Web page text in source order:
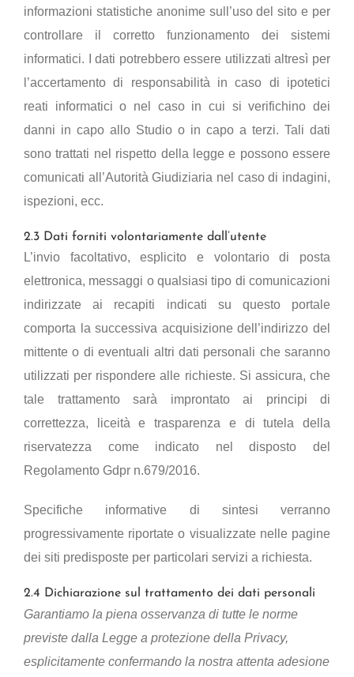
informazioni statistiche anonime sull’uso del sito e per
controllare il corretto funzionamento dei sistemi
informatici. I dati potrebbero essere utilizzati altresì per
l’accertamento di responsabilità in caso di ipotetici
reati informatici o nel caso in cui si verifichino dei
danni in capo allo Studio o in capo a terzi. Tali dati
sono trattati nel rispetto della legge e possono essere
comunicati all’Autorità Giudiziaria nel caso di indagini,
ispezioni, ecc.
2.3 Dati forniti volontariamente dall’utente
L’invio facoltativo, esplicito e volontario di posta
elettronica, messaggi o qualsiasi tipo di comunicazioni
indirizzate ai recapiti indicati su questo portale
comporta la successiva acquisizione dell’indirizzo del
mittente o di eventuali altri dati personali che saranno
utilizzati per rispondere alle richieste. Si assicura, che
tale trattamento sarà improntato ai principi di
correttezza, liceità e trasparenza e di tutela della
riservatezza come indicato nel disposto del
Regolamento Gdpr n.679/2016.
Specifiche informative di sintesi verranno
progressivamente riportate o visualizzate nelle pagine
dei siti predisposte per particolari servizi a richiesta.
2.4 Dichiarazione sul trattamento dei dati personali
Garantiamo la piena osservanza di tutte le norme
previste dalla Legge a protezione della Privacy,
esplicitamente confermando la nostra attenta adesione